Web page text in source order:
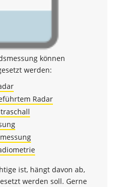
können
werden:
Radar
ist, hängt davon ab,
werden soll. Gerne